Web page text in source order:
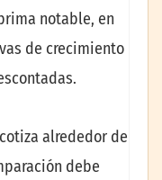
notable, en
de crecimiento
cotiza alrededor de
debe